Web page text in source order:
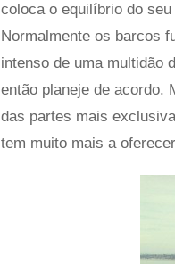
coloca o equilíbrio do
Normalmente os barcos
intenso de uma multidão
então planeje de acordo.
das partes mais
tem muito mais a